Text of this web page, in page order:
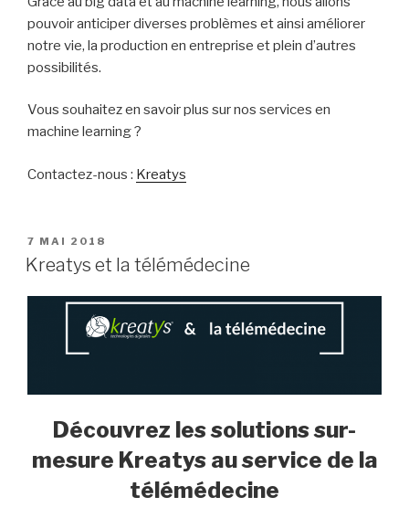
pouvoir anticiper diverses problèmes et ainsi améliorer
notre vie, la production en entreprise et plein d’autres
possibilités.
Vous souhaitez en savoir plus sur nos services en
machine learning ?
Contactez-nous : Kreatys
PUBLIÉ
LE
7 MAI 2018
Kreatys et la télémédecine
Découvrez les solutions sur-
mesure Kreatys au service de la
télémédecine